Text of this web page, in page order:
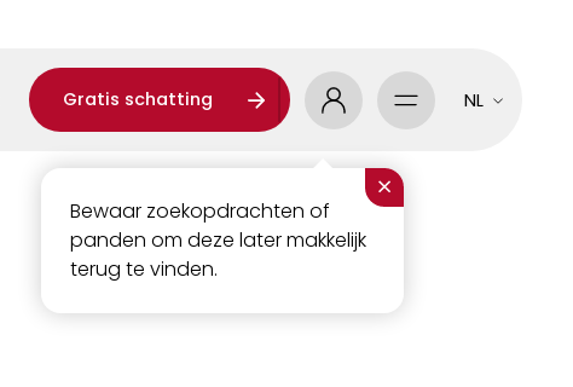
Gratis schatting
×
Bewaar zoekopdrachten of
panden om deze later makkelijk
terug te vinden.
NL